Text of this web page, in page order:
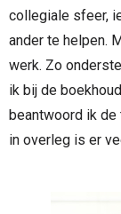
collegiale sfeer,
ander te helpen.
werk. Zo
ik bij de
beantwoord ik
in overleg is er